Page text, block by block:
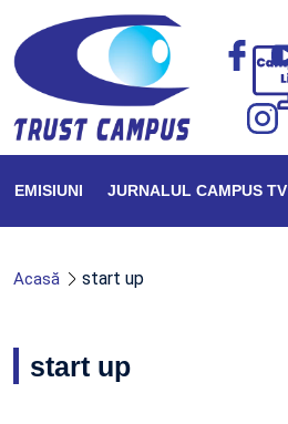
EMISIUNI JURNALUL CAMPUS TV
Acasă start up
start up